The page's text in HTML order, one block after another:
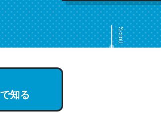
Scroll
知る
。彼はとてもクレバーなんだろうなと凄く思う。
自分はこの流れ好き。Let’s Fucking Go. Then